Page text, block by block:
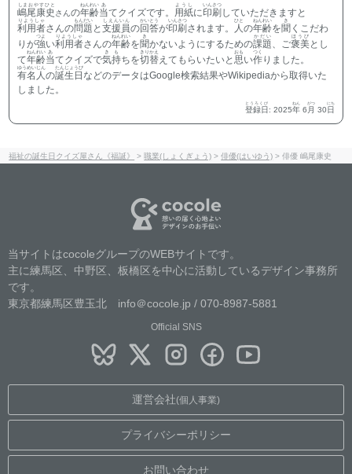
嶋尾康史
しまおやすひと
さんの年齢
ねんれい
当
あ
てクイズです。 用紙
ようし
に印刷
いんさつ
していただきますと
利用者
りようしゃ
さんの問題
もんだい
と支援員
しえんいん
の回答
かいとう
が印刷
いんさつ
されます。 人
ひと
の年齢
ねんれい
を聞
き
くこだわ
りが強
つよ
い利用者
りようしゃ
さんの年齢
ねんれい
を聞
き
かないようにするための課題
かだい
、ご褒美
ほうび
とし
て年齢
ねんれい
当
あ
てクイズで気持
きも
ちを切替
きりかえ
えてもらいたいと思
おも
い作
つく
りました。
有名人
ゆうめいじん
の誕生日
たんじょうび
などのデータはGoogle検索結果やWikipediaから取得いた
しました。
登録日
とうろくび
: 2025年
ねん
6 月
がつ
30日
にち
福祉の誕生日クイズ屋さん《福誕》 > 職業(しょくぎょう) >俳優(はいゆう) >俳優 嶋尾康史
当サイトはcocoleグループのWEBサイトです。
主に練馬区、中野区、板橋区を中心に活動しているデザイン事務所
です。
東京都練馬区豊玉北 info＠cocole.jp / 070-8987-5881
Official SNS
運営会社(個人事業)
プライバシーポリシー
お問い合わせ